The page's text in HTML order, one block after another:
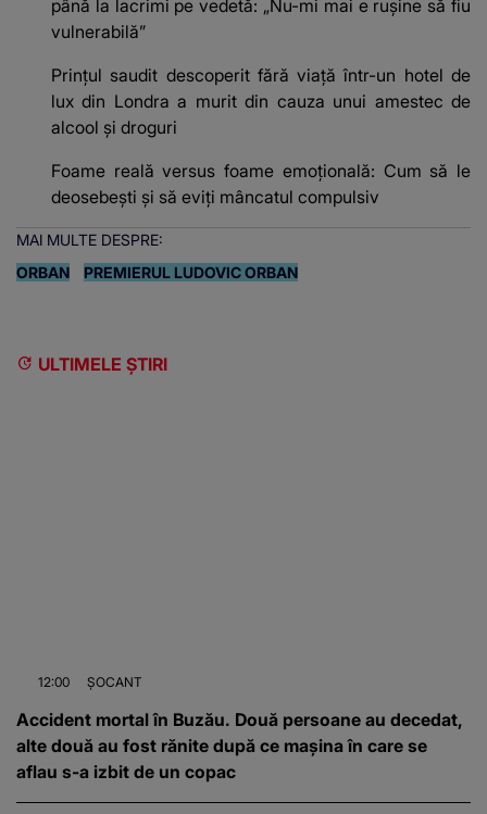
până la lacrimi pe vedetă: „Nu-mi mai e rușine să fiu
vulnerabilă”
Prințul saudit descoperit fără viață într-un hotel de
lux din Londra a murit din cauza unui amestec de
alcool și droguri
Foame reală versus foame emoțională: Cum să le
deosebești și să eviți mâncatul compulsiv
MAI MULTE DESPRE:
ORBAN
PREMIERUL LUDOVIC ORBAN
ULTIMELE ȘTIRI
12:00 ȘOCANT
Accident mortal în Buzău. Două persoane au decedat,
alte două au fost rănite după ce mașina în care se
aflau s-a izbit de un copac